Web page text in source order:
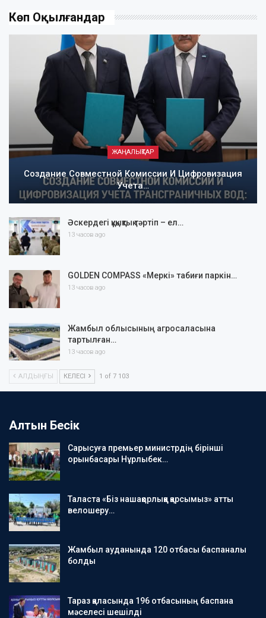
Көп Оқылғандар
ЖАҢАЛЫҚТАР
Создание Совместной Комиссии И Цифровизация
Учета…
Әскердегі құқықтық тәртіп – ел…
13 часов ago
GOLDEN COMPASS «Меркі» табиғи паркін…
13 часов ago
Жамбыл облысының агросаласына
тартылған…
13 часов ago
АЛДЫҢҒЫ КЕЛЕСІ 1 of 7 103
Алтын Бесік
Сарысуға премьер министрдің бірінші
орынбасары Нұрлыбек…
Таласта «Біз нашақорлыққа қарсымыз» атты
велошеру…
Жамбыл ауданында 120 отбасы баспаналы
болды
Тараз қаласында 196 отбасының баспана
мәселесі шешілді